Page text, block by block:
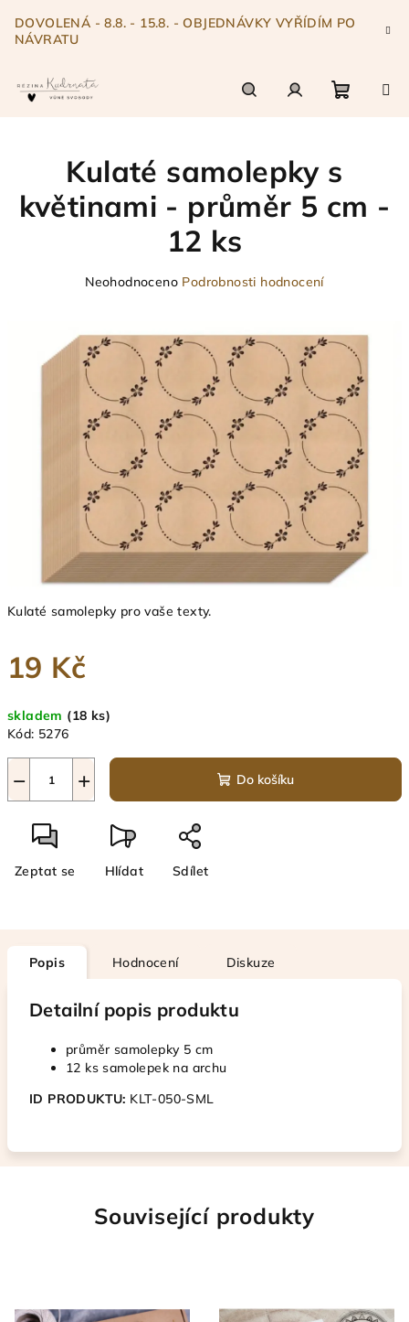
obsah
DOVOLENÁ - 8.8. - 15.8. - OBJEDNÁVKY VYŘÍDÍM PO
NÁVRATU
košík
Kulaté samolepky pro vaše texty.
19 Kč
cena:
skladem (18 ks)
Kód: 5276
+
− Do košíku
Zeptat se Hlídat Sdílet
Kulaté samolepky s
květinami - průměr 5 cm -
12 ks
Průměrné
je
0,0
z
5
hvězdiček.
Neohodnoceno Podrobnosti hodnocení
Popis Hodnocení Diskuze
Detailní popis produktu
průměr samolepky 5 cm
12 ks samolepek na archu
ID PRODUKTU: KLT-050-SML
Související produkty